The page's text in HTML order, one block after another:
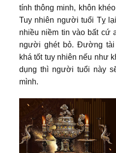
tính thông minh, khôn
Tuy nhiên người tuổi Tỵ
nhiều niềm tin vào bất cứ
người ghét bỏ. Đường
khá tốt tuy nhiên nếu như
dụng thì người tuổi này
mình.